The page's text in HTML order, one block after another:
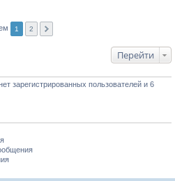
1 2
Перейти
зарегистрированных пользователей и 6